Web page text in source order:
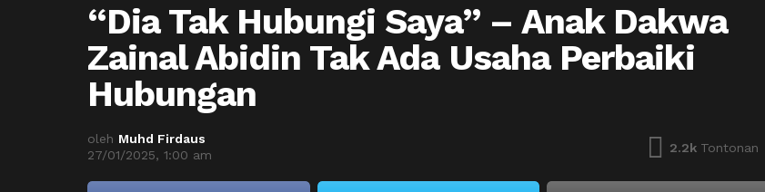
“Dia Tak Hubungi Saya” – Anak Dakwa
Zainal Abidin Tak Ada Usaha Perbaiki
Hubungan
oleh Muhd Firdaus
27/01/2025, 1:00 am
2.2k Tontonan